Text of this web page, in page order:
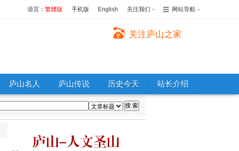
语言： 繁體版 手机版 English 关注我们 网站导航
关注庐山之家
庐山名人 庐山传说 历史今天 站长介绍